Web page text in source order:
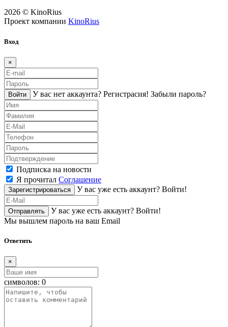
2026 © KinoRius
Проект компании KinoRius
Вход
×
Войти У вас нет аккаунта? Регистраcия! Забыли пароль?
Подписка на новости
Я прочитал Соглашение
Зарегистрироваться У вас уже есть аккаунт? Войти!
Отправлять У вас уже есть аккаунт? Войти!
Мы вышлем пароль на ваш Email
Ответить
×
символов: 0